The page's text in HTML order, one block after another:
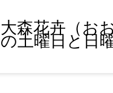
大森花卉（お
の土曜日と日